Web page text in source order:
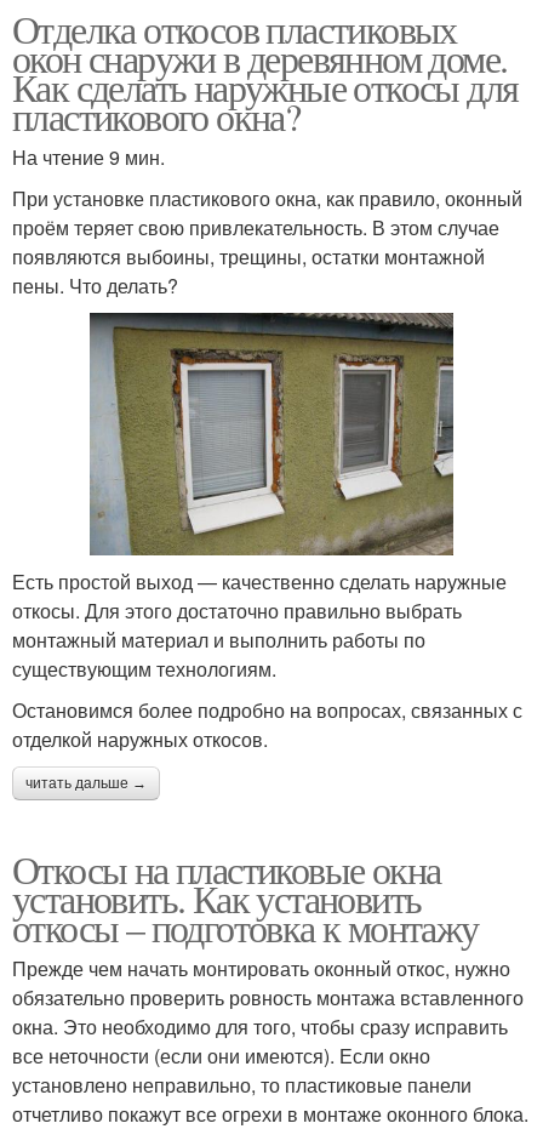
Отделка откосов пластиковых
окон снаружи в деревянном доме.
Как сделать наружные откосы для
пластикового окна?
На чтение 9 мин.
При установке пластикового окна, как правило, оконный
проём теряет свою привлекательность. В этом случае
появляются выбоины, трещины, остатки монтажной
пены. Что делать?
Есть простой выход — качественно сделать наружные
откосы. Для этого достаточно правильно выбрать
монтажный материал и выполнить работы по
существующим технологиям.
Остановимся более подробно на вопросах, связанных с
отделкой наружных откосов.
читать дальше →
Откосы на пластиковые окна
установить. Как установить
откосы – подготовка к монтажу
Прежде чем начать монтировать оконный откос, нужно
обязательно проверить ровность монтажа вставленного
окна. Это необходимо для того, чтобы сразу исправить
все неточности (если они имеются). Если окно
установлено неправильно, то пластиковые панели
отчетливо покажут все огрехи в монтаже оконного блока.